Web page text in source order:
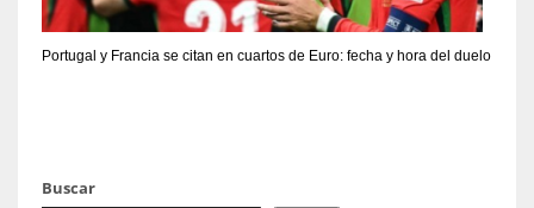
Portugal y Francia se citan en cuartos de Euro: fecha y hora del duelo
Buscar